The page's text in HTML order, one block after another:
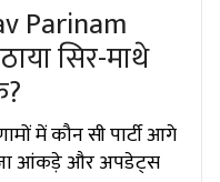
Parinam
सिर-माथे
में कौन सी पार्टी आगे
आंकड़े और अपडेट्स